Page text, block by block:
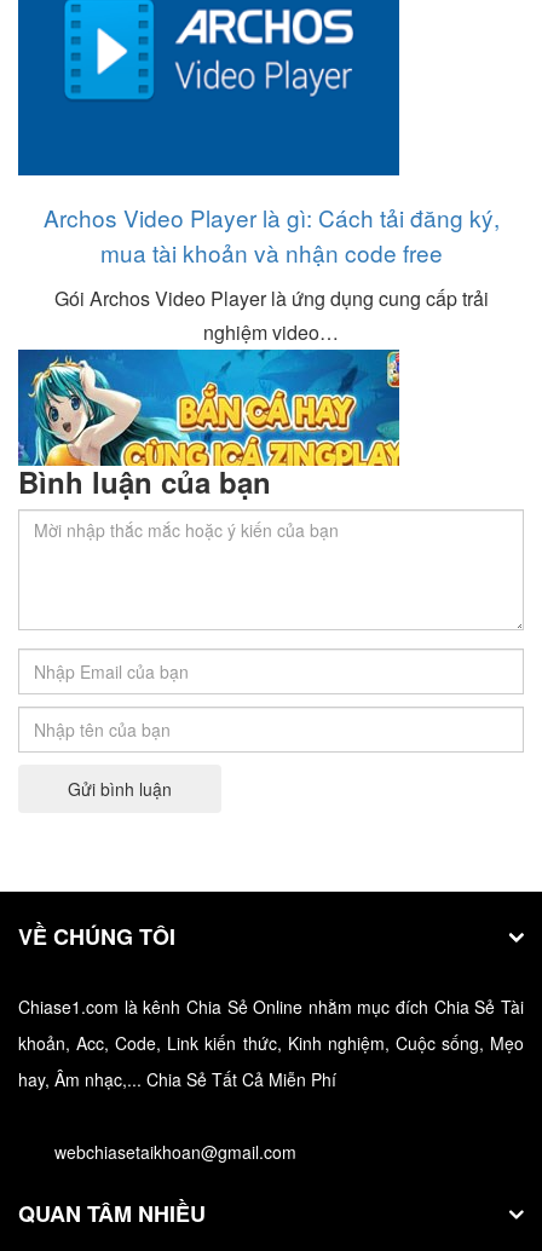
Archos Video Player là gì: Cách tải đăng ký,
mua tài khoản và nhận code free
Gói Archos Video Player là ứng dụng cung cấp trải
nghiệm video…
Code Icá 2023, Nhận Code Tân Thủ Icá Mới
Nhất ❤️ Tặng Mã Quà Icá
Trò chơi iCa ZingPlay là tựa game bắn cá quen thuộc
với…
Nhận Acc Dls 2024 Miễn Phí ❤️️ Acc Dream
Acc Dls 2024 Miễn Phí ❤️️ Acc Dream League Soccer
Bình luận của bạn
Gửi bình luận
VỀ CHÚNG TÔI
Chiase1.com là kênh Chia Sẻ Online nhằm mục đích Chia Sẻ Tài
khoản, Acc, Code, Link kiến thức, Kinh nghiệm, Cuộc sống, Mẹo
hay, Âm nhạc,... Chia Sẻ Tất Cả Miễn Phí
webchiasetaikhoan@gmail.com
QUAN TÂM NHIỀU